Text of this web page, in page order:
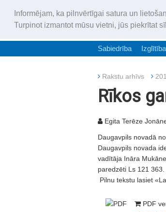
Informējam, ka pilnvērtīgai satura un
Turpinot izmantot mūsu vietni, jūs piekrītat
Sabiedrība Izglītība
Rakstu arhīvs
Rīkos
Egita Terēze
Daugavpils novadā
Daugavpils novada
vadītāja Ināra
paredzēti Ls 121 363.
Pilnu tekstu lasiet
PDF